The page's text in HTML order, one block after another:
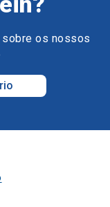
os nossos